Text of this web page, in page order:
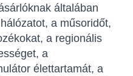
általában
a műsoridőt,
a regionális
a
élettartamát, a